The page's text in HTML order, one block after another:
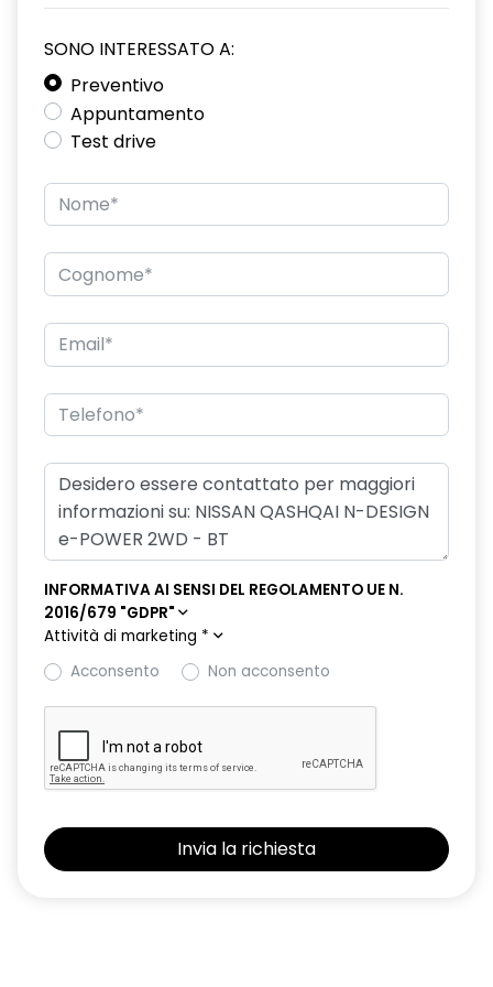
Smartphone e compatibilita' Apple CarPlay e Android Auto
12,3'' con CCS2.0 e Google Automotive Services - 6
altoparlanti;Around View Monitor 3D con Riconoscimento
oggetti in movimento e sensori di parcheggio anteriori e
posteriori;Full Auto Park con supporto Flank Protecion (solo
su e-POWER);ProPILOT con NAVI-Link (solo su XTronic & e-
USB-C posteriori;Caricatore Wireless;Quadro strumenti Full
TFT da 12.3'';e-PEDAL step (solo su e-POWER)
Adeguamento alla normativa GSR-2;Frenata intelligente di
emergenza con riconoscimento pedoni/ciclisti e funzione di
assistenza agli incroci;Intelligent forward collision warning
(Avviso collisione anteriore);Sistemi di supporto
mantenimento corsia: Lane Departure Warning, Lane
Departure Prevention, Blind Spot Warning, Blind Spot
Intervention;Driver Attention Alert - Avviso allerta attenzione
guidatore;Intelligent speed assistance (ISA);Limitatore di
velocita' (settaggio manuale);Intelligent Cruise
Control;Traffic Sign Recognition (Rilevamento Segnaletica
Stradale);Rear Cross Traffic Alert (Rilevamento Posteriore
degli Ostacoli in Movimento);Rear Automatic Braking
(Frenata d'emergenza automatica durante la
retromarcia);Fari Abbaglianti Adattativi;Vehicle Dynamic
Controls (VDC);Limited Slip Differenzial?(LSD);Segnale
Frenata di Emergenza (ESS);6 airbag (frontali, laterali e a
tendina) + 1 airbag tra i sedili anteriori;Cinture di Sicurezza
con Pretensionatori Anteriori e Posteriori con avviso;Sensori
di Parcheggio Posteriori;Sistema antifurto
Sedili 'Monoform';Sedile Guida: scorrevole, reclinabile,
regolabile in altezza (reg. manuela) con supporto lombare
(reg. elettronica);Sedile Passeggero Ant.: scorrevole,
reclinabile, regolabile in altezza (reg. manuale);Sedili
ganci appendiabiti (posteriori);Climatizzatore automatico
tri-mode dual-zone;Portaocchiali;Console centrale con vano
portaoggetti;Portaoggetti portiere anteriori e
SONO INTERESSATO A:
Preventivo
Appuntamento
Test drive
INFORMATIVA AI SENSI DEL REGOLAMENTO UE N.
2016/679 "GDPR"
Attività di marketing *
Acconsento
Non acconsento